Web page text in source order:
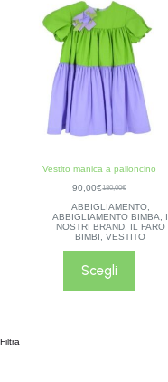
Vestito manica a palloncino
180,00€
90,00€
ABBIGLIAMENTO,
ABBIGLIAMENTO BIMBA
I
NOSTRI BRAND,
IL FARO
BIMBI
,VESTITO
Scegli
Filtra